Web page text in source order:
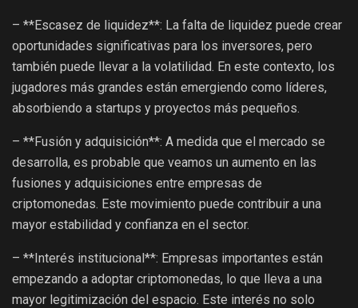
– **Escasez de liquidez**: La falta de liquidez puede crear
oportunidades significativas para los inversores, pero
también puede llevar a la volatilidad. En este contexto, los
jugadores más grandes están emergiendo como líderes,
absorbiendo a startups y proyectos más pequeños.
– **Fusión y adquisición**: A medida que el mercado se
desarrolla, es probable que veamos un aumento en las
fusiones y adquisiciones entre empresas de
criptomonedas. Este movimiento puede contribuir a una
mayor estabilidad y confianza en el sector.
– **Interés institucional**: Empresas importantes están
empezando a adoptar criptomonedas, lo que lleva a una
mayor legitimización del espacio. Este interés no solo